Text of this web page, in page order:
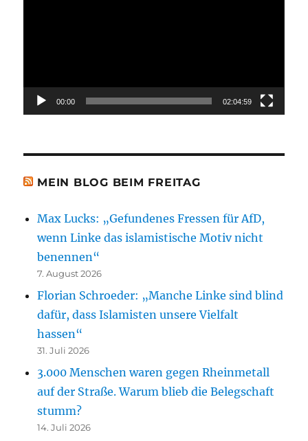
00:00 02:04:59
MEIN BLOG BEIM FREITAG
Max Lucks: „Gefundenes Fressen für AfD,
wenn Linke das islamistische Motiv nicht
benennen“
7. August 2026
Florian Schroeder: „Manche Linke sind blind
dafür, dass Islamisten unsere Vielfalt
hassen“
31. Juli 2026
3.000 Menschen waren gegen Rheinmetall
auf der Straße. Warum blieb die Belegschaft
stumm?
14. Juli 2026